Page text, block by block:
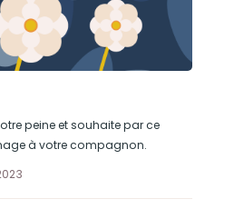
peine et souhaite par ce
à votre compagnon.